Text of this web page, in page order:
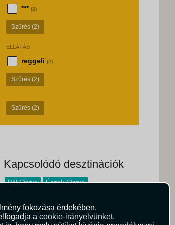
fokozása érdekében.
a cookie-irányelvünket.
*** (2)
Szűrés (2)
ELLÁTÁS
reggeli (2)
Szűrés (2)
Szűrés (2)
Kapcsolódó desztinációk
Dél-Ciprus Észak-Ciprus